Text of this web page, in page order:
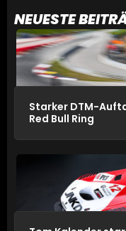
NEUESTE
Starker DTM-
Red Bull Ring